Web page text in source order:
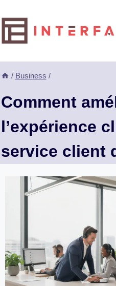
au
contenu
/ Business /
Comment
l’expérience
service client